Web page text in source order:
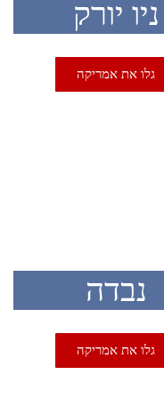
ניו יורק
גלו את אמריקה
נבדה
גלו את אמריקה